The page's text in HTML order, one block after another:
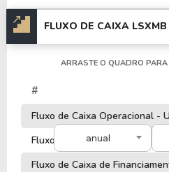
FLUXO DE CAIXA LSXMB
anual
ARRASTE O QUADRO
#
Fluxo de Caixa Operacional -
Fluxo de Caixa de
Fluxo de Caixa de